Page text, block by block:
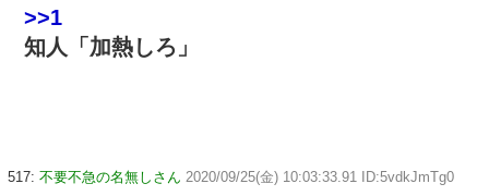
>>1
知人「加熱しろ」
517: 不要不急の名無しさん 2020/09/25(金) 10:03:33.91 ID:5vdkJmTg0